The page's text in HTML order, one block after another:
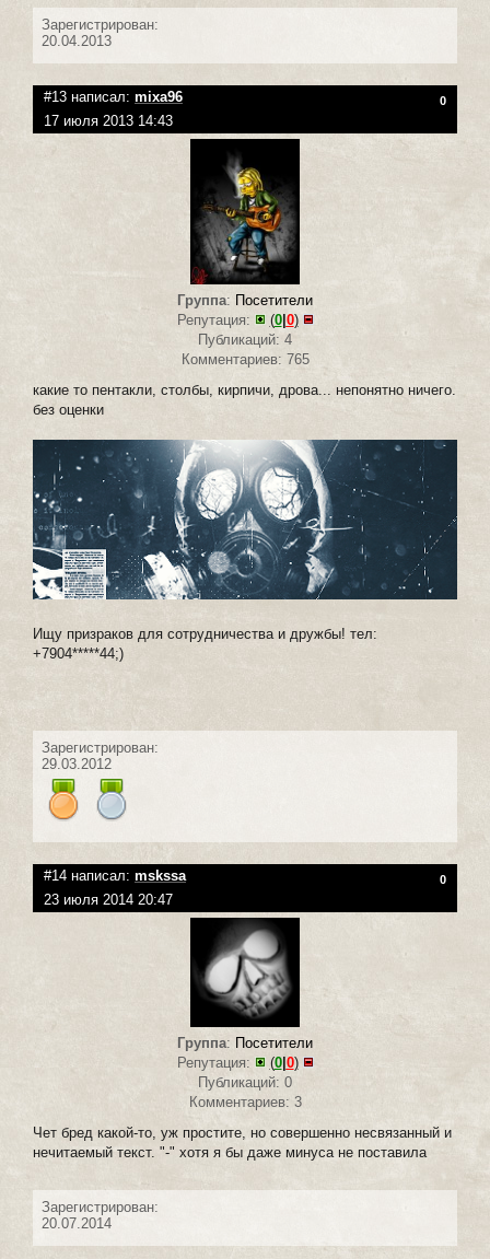
Зарегистрирован:
20.04.2013
#13 написал: mixa96 0
17 июля 2013 14:43
Группа: Посетители
Репутация:
(0| 0)
Публикаций: 4
Комментариев: 765
какие то пентакли, столбы, кирпичи, дрова... непонятно ничего.
без оценки
Ищу призраков для сотрудничества и дружбы! тел:
+7904*****44;)
Зарегистрирован:
29.03.2012
#14 написал: mskssa 0
23 июля 2014 20:47
Группа: Посетители
Репутация:
(0|0)
Публикаций: 0
Комментариев: 3
Чет бред какой-то, уж простите, но совершенно несвязанный и
нечитаемый текст. "-" хотя я бы даже минуса не поставила
Зарегистрирован:
20.07.2014